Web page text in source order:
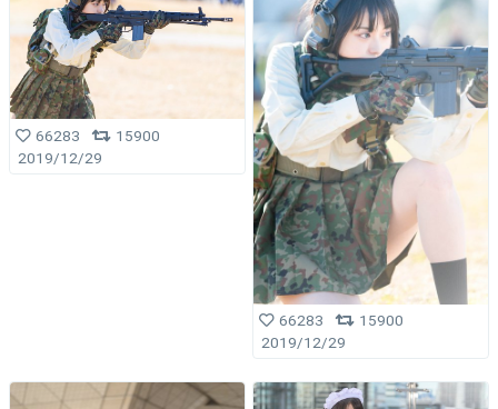
66283
15900
2019/12/29
66283
15900
2019/12/29